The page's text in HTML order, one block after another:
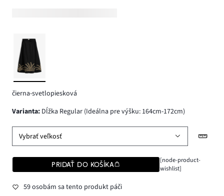
čierna-svetlopiesková
varianta: Dĺžka Regular (Ideálna pre výšku: 164cm-172cm)
Vybrať veľkosť
PRIDAŤ DO KOŠÍKA
[node-product-
wishlist]
59 osobám sa tento produkt páči